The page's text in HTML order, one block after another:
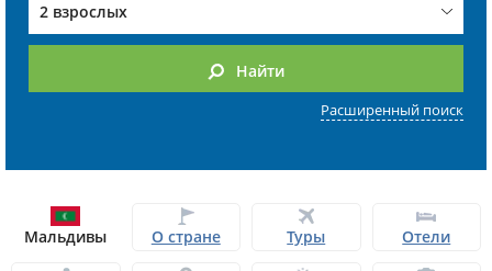
2 взрослых
Найти
Расширенный поиск
Мальдивы О стране Туры Отели